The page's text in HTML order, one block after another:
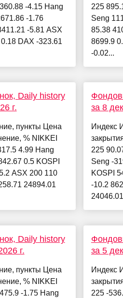
-4.15 Hang
-1.76
-5.81 ASX
DAX -323.61
Daily history
г.
пункты Цена
% NIKKEI
4.99 Hang
0.5 KOSPI
ASX 200 110
24894.01
Daily history
г.
пункты Цена
% NIKKEI
-1.75 Hang
225
Seng
85.38
8699.9
-0.02...
за 8
Индекс
225
Seng -
KOSPI
-10.2
за 5
Индекс
225 -